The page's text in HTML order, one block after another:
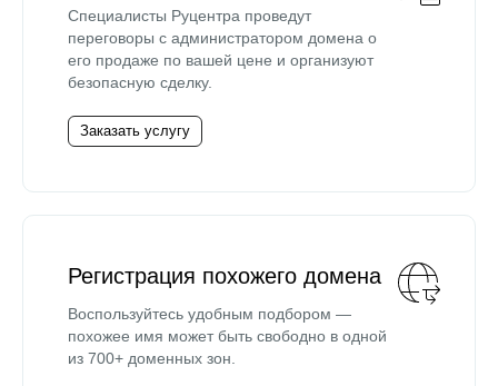
Специалисты Руцентра проведут
переговоры с администратором домена о
его продаже по вашей цене и организуют
безопасную сделку.
Заказать услугу
Регистрация похожего домена
Воспользуйтесь удобным подбором —
похожее имя может быть свободно в одной
из 700+ доменных зон.